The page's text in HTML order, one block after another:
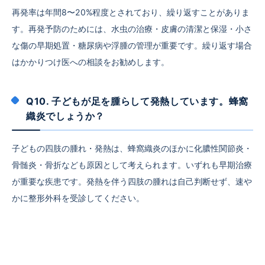
再発率は年間8〜20%程度とされており、繰り返すことがありま
す。再発予防のためには、水虫の治療・皮膚の清潔と保湿・小さ
な傷の早期処置・糖尿病や浮腫の管理が重要です。繰り返す場合
はかかりつけ医への相談をお勧めします。
Q10. 子どもが足を腫らして発熱しています。蜂窩
織炎でしょうか？
子どもの四肢の腫れ・発熱は、蜂窩織炎のほかに化膿性関節炎・
骨髄炎・骨折なども原因として考えられます。いずれも早期治療
が重要な疾患です。発熱を伴う四肢の腫れは自己判断せず、速や
かに整形外科を受診してください。